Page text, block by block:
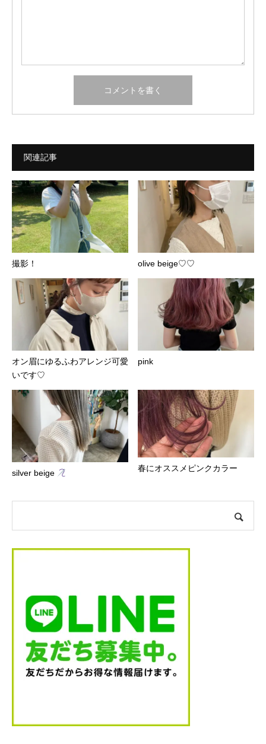
関連記事
撮影！ olive beige♡♡
オン眉にゆるふわアレンジ可愛
いです♡
pink
silver beige
春にオススメピンクカラー